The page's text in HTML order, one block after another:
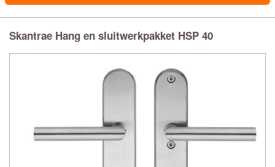
Skantrae Hang en sluitwerkpakket HSP 40